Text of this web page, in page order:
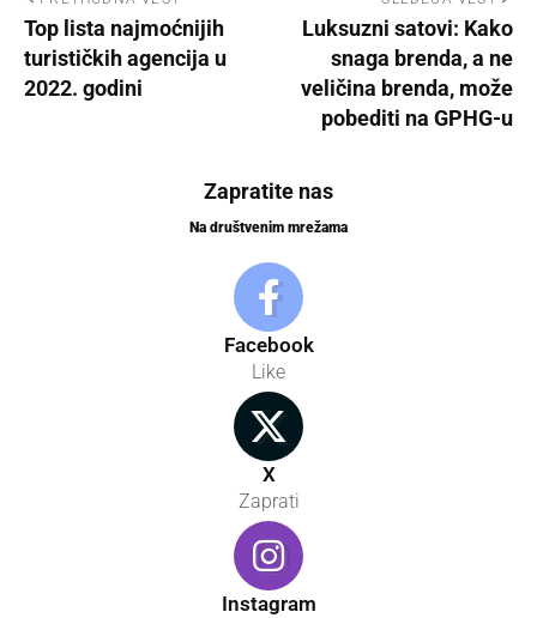
Top lista najmoćnijih
turističkih agencija u
2022. godini
Luksuzni satovi: Kako
snaga brenda, a ne
veličina brenda, može
pobediti na GPHG-u
Zapratite nas
Na društvenim mrežama
Facebook
Like
X
Zaprati
Instagram